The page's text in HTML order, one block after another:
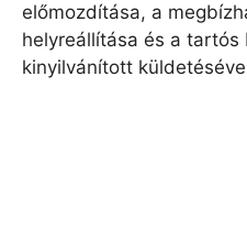
előmozdítása, a
helyreállítása és a tartós
kinyilvánított